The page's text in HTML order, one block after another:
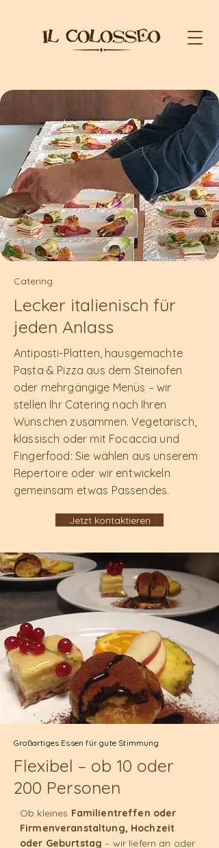
Catering
Lecker italienisch für
jeden Anlass
Antipasti-Platten, hausgemachte
Pasta & Pizza aus dem Steinofen
oder mehrgängige Menüs – wir
stellen Ihr Catering nach Ihren
Wünschen zusammen. Vegetarisch,
klassisch oder mit Focaccia und
Fingerfood: Sie wählen aus unserem
Repertoire oder wir entwickeln
gemeinsam etwas Passendes.
Jetzt kontaktieren
Großartiges Essen für gute Stimmung
Flexibel – ob 10 oder
200 Personen
Ob kleines Familientreffen oder
Firmenveranstaltung, Hochzeit
oder Geburtstag – wir liefern an oder